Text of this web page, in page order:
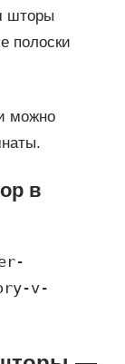
шторы
полоски
можно
в
v-